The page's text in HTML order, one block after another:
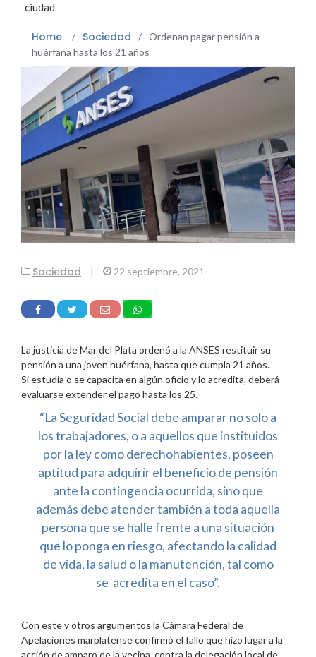
ciudad
Home / Sociedad / Ordenan pagar pensión a
huérfana hasta los 21 años
Sociedad | 22 septiembre, 2021
La justicia de Mar del Plata ordenó a la ANSES restituir su
pensión a una joven huérfana, hasta que cumpla 21 años.
Si estudia o se capacita en algún oficio y lo acredita, deberá
evaluarse extender el pago hasta los 25.
“La Seguridad Social debe amparar no solo a
los trabajadores, o a aquellos que instituidos
por la ley como derechohabientes, poseen
aptitud para adquirir el beneficio de pensión
ante la contingencia ocurrida, sino que
además debe atender también a toda aquella
persona que se halle frente a una situación
que lo ponga en riesgo, afectando la calidad
de vida, la salud o la manutención, tal como
se acredita en el caso”.
Con este y otros argumentos la Cámara Federal de
Apelaciones marplatense confirmó el fallo que hizo lugar a la